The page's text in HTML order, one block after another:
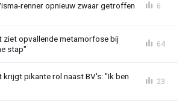
renner opnieuw zwaar getroffen 6
ziet opvallende metamorfose bij
stap"
64
krijgt pikante rol naast BV's: "Ik ben
23